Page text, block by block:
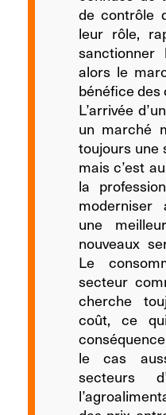
de contrôle
leur rôle,
sanctionner
alors le
bénéfice
L’arrivée
un marché
toujours une
mais c’est
la
une
nouveaux
Le
secteur
cherche
coût, ce
le cas
secteurs